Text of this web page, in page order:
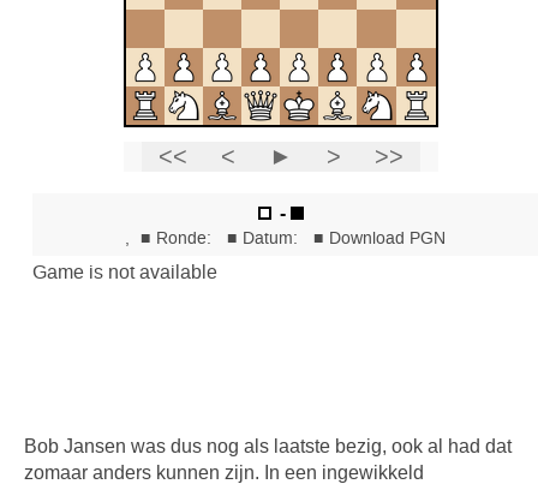
Bob Jansen was dus nog als laatste bezig, ook al had dat
zomaar anders kunnen zijn. In een ingewikkeld